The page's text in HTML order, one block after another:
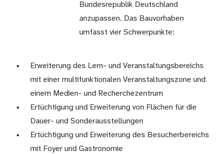
Bundesrepublik Deutschland
anzupassen. Das Bauvorhaben
umfasst vier Schwerpunkte:
Erweiterung des Lern- und Veranstaltungsbereichs
mit einer multifunktionalen Veranstaltungszone und
einem Medien- und Recherchezentrum
Ertüchtigung und Erweiterung von Flächen für die
Dauer- und Sonderausstellungen
Ertüchtigung und Erweiterung des Besucherbereichs
mit Foyer und Gastronomie